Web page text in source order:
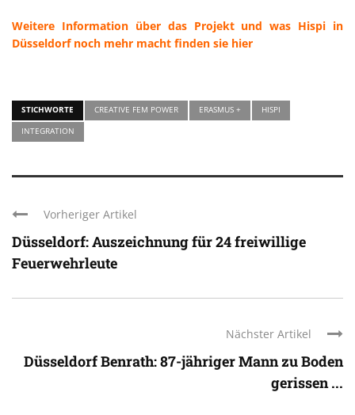
Weitere Information über das Projekt und was Hispi in
Düsseldorf noch mehr macht finden sie hier
STICHWORTE CREATIVE FEM POWER ERASMUS +
HISPI
INTEGRATION
Vorheriger Artikel
Düsseldorf: Auszeichnung für 24 freiwillige
Feuerwehrleute
Nächster Artikel
Düsseldorf Benrath: 87-jähriger Mann zu Boden
gerissen ...